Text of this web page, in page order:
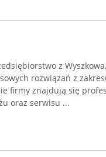
z
rozwiązań z
firmy znajdują się
oraz serwisu ...